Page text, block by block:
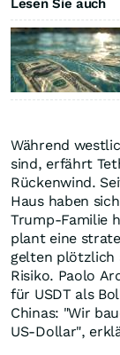
Lesen Sie auch
Während
sind, erfährt
Rückenwind.
Haus haben
Trump-Familie
plant eine
gelten plötzlich
Risiko. Paolo
für USDT als
Chinas: "Wir
US-Dollar",